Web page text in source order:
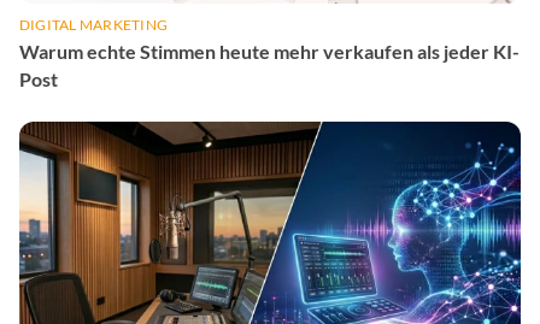
DIGITAL MARKETING
Warum echte Stimmen heute mehr verkaufen als jeder KI-
Post